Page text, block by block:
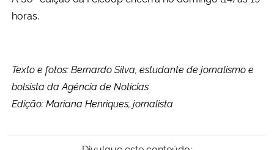
horas.
Texto e fotos: Bernardo Silva, estudante de jornalismo e
bolsista da Agência de Notícias
Edição: Mariana Henriques, jornalista